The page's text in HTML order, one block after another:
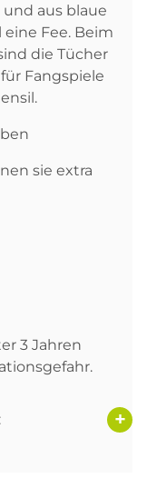
aus blaue
Fee. Beim
die Tücher
Fangspiele
sie extra
3 Jahren